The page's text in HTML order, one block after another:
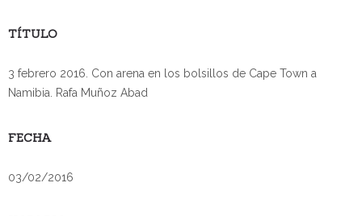
TÍTULO
3 febrero 2016. Con arena en los bolsillos de Cape Town a
Namibia. Rafa Muñoz Abad
FECHA
03/02/2016